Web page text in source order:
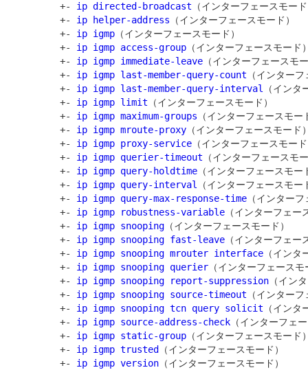
         +-
ip directed-broadcast （インターフェースモー
         +-
ip helper-address （インターフェースモード）
         +-
ip igmp （インターフェースモード）
         +-
ip igmp access-group （インターフェースモード
         +-
ip igmp immediate-leave （インターフェースモ
         +-
ip igmp last-member-query-count （インター
         +-
ip igmp last-member-query-interval
（イン
         +-
ip igmp limit （インターフェースモード）
         +-
ip igmp maximum-groups （インターフェースモー
         +-
ip igmp mroute-proxy （インターフェースモード
         +-
ip igmp proxy-service （インターフェースモー
         +-
ip igmp querier-timeout （インターフェースモ
         +-
ip igmp query-holdtime （インターフェースモー
         +-
ip igmp query-interval
（インターフェースモー
         +-
ip igmp query-max-response-time （インター
         +-
ip igmp robustness-variable （インターフェー
         +-
ip igmp snooping （インターフェースモード）
         +-
ip igmp snooping fast-leave （インターフェー
         +-
ip igmp snooping mrouter interface （イン
         +-
ip igmp snooping querier （インターフェース
         +-
ip igmp snooping report-suppression （イン
         +-
ip igmp snooping source-timeout （インター
         +-
ip igmp snooping tcn query solicit （イン
         +-
ip igmp source-address-check （インターフェ
         +-
ip igmp static-group （インターフェースモード
         +-
ip igmp trusted
（インターフェースモード）
         +-
ip igmp version （インターフェースモード）